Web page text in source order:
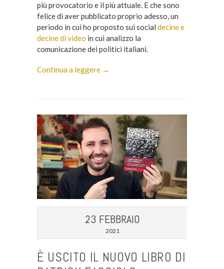
più provocatorio e il più attuale. E che sono
felice di aver pubblicato proprio adesso, un
periodo in cui ho proposto sui social decine e
decine di video in cui analizzo la
comunicazione dei politici italiani.
Continua a leggere →
23 FEBBRAIO
2021
È USCITO IL NUOVO LIBRO DI